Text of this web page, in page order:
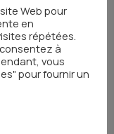
les
ses
soins
Web pour
en
répétées.
à
vous
pour fournir un